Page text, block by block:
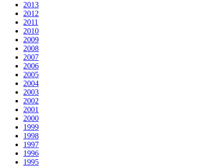
2013
2012
2011
2010
2009
2008
2007
2006
2005
2004
2003
2002
2001
2000
1999
1998
1997
1996
1995